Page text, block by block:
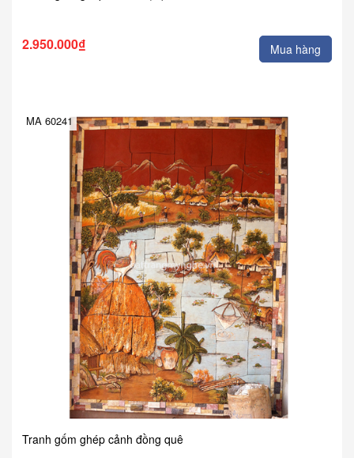
2.950.000₫ Mua hàng
MA 60241
Tranh gốm ghép cảnh đồng quê